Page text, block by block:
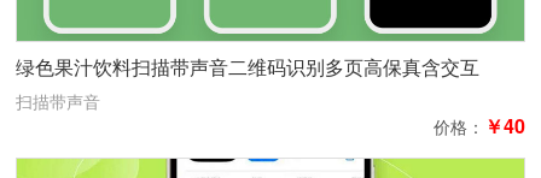
绿色果汁饮料扫描带声音二维码识别多页高保真含交互
扫描带声音
价格： ￥40